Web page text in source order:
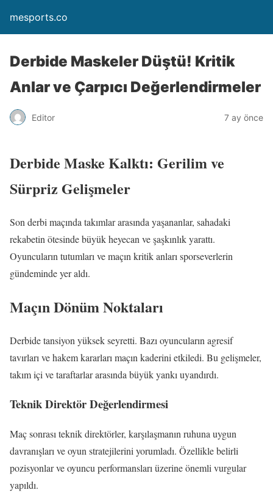
mesports.co
Derbide Maskeler Düştü! Kritik
Anlar ve Çarpıcı Değerlendirmeler
Editor 7 ay önce
Derbide Maske Kalktı: Gerilim ve
Sürpriz Gelişmeler
Son derbi maçında takımlar arasında yaşananlar, sahadaki
rekabetin ötesinde büyük heyecan ve şaşkınlık yarattı.
Oyuncuların tutumları ve maçın kritik anları sporseverlerin
gündeminde yer aldı.
Maçın Dönüm Noktaları
Derbide tansiyon yüksek seyretti. Bazı oyuncuların agresif
tavırları ve hakem kararları maçın kaderini etkiledi. Bu gelişmeler,
takım içi ve taraftarlar arasında büyük yankı uyandırdı.
Teknik Direktör Değerlendirmesi
Maç sonrası teknik direktörler, karşılaşmanın ruhuna uygun
davranışları ve oyun stratejilerini yorumladı. Özellikle belirli
pozisyonlar ve oyuncu performansları üzerine önemli vurgular
yapıldı.